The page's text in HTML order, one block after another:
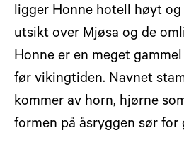
ligger Honne hotell høyt
utsikt over Mjøsa og de
Honne er en meget
før vikingtiden. Navnet
kommer av horn, hjørne
formen på åsryggen sør for